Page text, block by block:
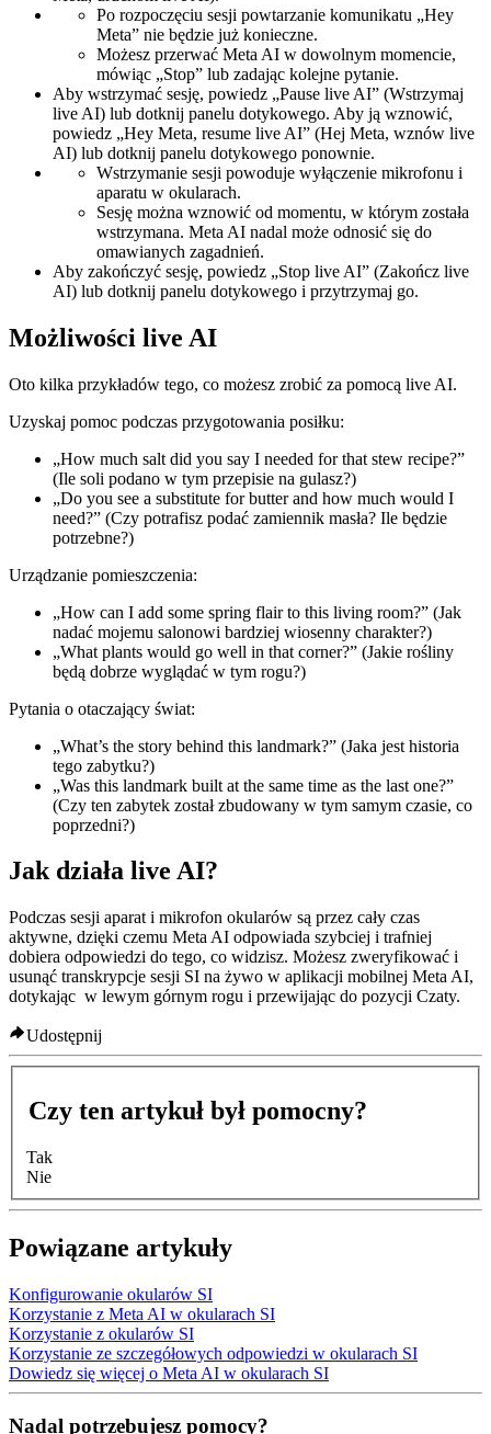
Po rozpoczęciu sesji powtarzanie komunikatu „Hey
Meta” nie będzie już konieczne.
Możesz przerwać Meta AI w dowolnym momencie,
mówiąc „Stop” lub zadając kolejne pytanie.
Aby wstrzymać sesję, powiedz „Pause live AI” (Wstrzymaj
live AI) lub dotknij panelu dotykowego. Aby ją wznowić,
powiedz „Hey Meta, resume live AI” (Hej Meta, wznów live
AI) lub dotknij panelu dotykowego ponownie.
Wstrzymanie sesji powoduje wyłączenie mikrofonu i
aparatu w okularach.
Sesję można wznowić od momentu, w którym została
wstrzymana. Meta AI nadal może odnosić się do
omawianych zagadnień.
Aby zakończyć sesję, powiedz „Stop live AI” (Zakończ live
AI) lub dotknij panelu dotykowego i przytrzymaj go.
Możliwości live AI
Oto kilka przykładów tego, co możesz zrobić za pomocą live AI.
Uzyskaj pomoc podczas przygotowania posiłku:
„How much salt did you say I needed for that stew recipe?”
(Ile soli podano w tym przepisie na gulasz?)
„Do you see a substitute for butter and how much would I
need?” (Czy potrafisz podać zamiennik masła? Ile będzie
potrzebne?)
Urządzanie pomieszczenia:
„How can I add some spring flair to this living room?” (Jak
nadać mojemu salonowi bardziej wiosenny charakter?)
„What plants would go well in that corner?” (Jakie rośliny
będą dobrze wyglądać w tym rogu?)
Pytania o otaczający świat:
„What’s the story behind this landmark?” (Jaka jest historia
tego zabytku?)
„Was this landmark built at the same time as the last one?”
(Czy ten zabytek został zbudowany w tym samym czasie, co
poprzedni?)
Jak działa live AI?
Podczas sesji aparat i mikrofon okularów są przez cały czas
aktywne, dzięki czemu Meta AI odpowiada szybciej i trafniej
dobiera odpowiedzi do tego, co widzisz. Możesz zweryfikować i
usunąć transkrypcje sesji SI na żywo w aplikacji mobilnej Meta AI,
dotykając w lewym górnym rogu i przewijając do pozycji Czaty.
Udostępnij
Czy ten artykuł był pomocny?
Tak
Nie
Powiązane artykuły
Konfigurowanie okularów SI
Korzystanie z Meta AI w okularach SI
Korzystanie z okularów SI
Korzystanie ze szczegółowych odpowiedzi w okularach SI
Dowiedz się więcej o Meta AI w okularach SI
Nadal potrzebujesz pomocy?